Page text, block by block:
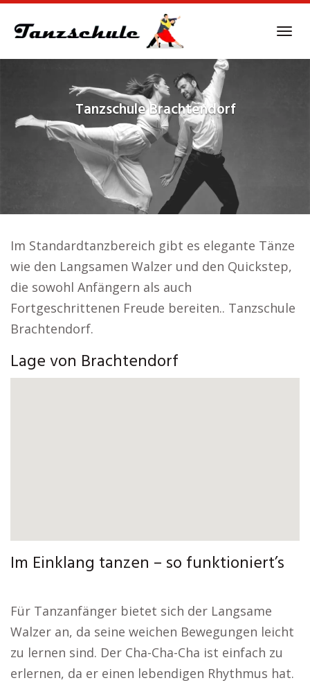
TanzschuleBrachtendorf
Im Standardtanzbereich gibt es elegante Tänze
wie den Langsamen Walzer und den Quickstep,
die sowohl Anfängern als auch
Fortgeschrittenen Freude bereiten.. Tanzschule
Brachtendorf.
Lage von Brachtendorf
Im Einklang tanzen – so funktioniert’s
Für Tanzanfänger bietet sich der Langsame
Walzer an, da seine weichen Bewegungen leicht
zu lernen sind. Der Cha-Cha-Cha ist einfach zu
erlernen, da er einen lebendigen Rhythmus hat.